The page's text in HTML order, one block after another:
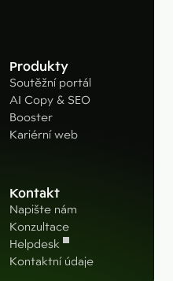
Produkty
Soutěžní portál
AI Copy & SEO
Booster
Kariérní web
Kontakt
Napište nám
Konzultace
Helpdesk
Kontaktní údaje